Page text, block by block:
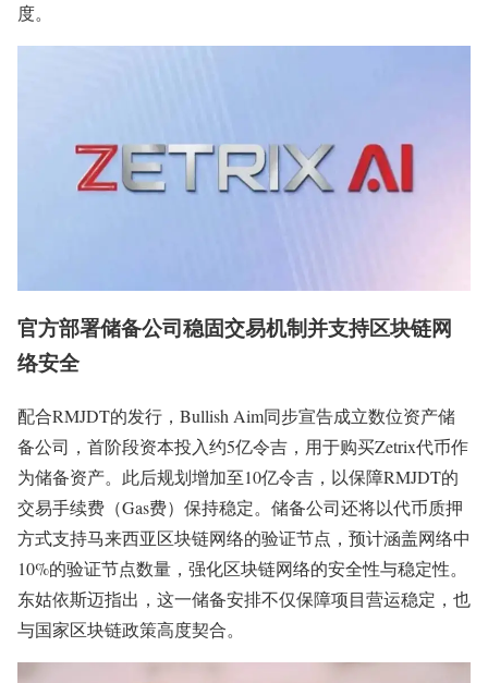
度。
官方部署储备公司稳固交易机制并支持区块链网
络安全
配合RMJDT的发行，Bullish Aim同步宣告成立数位资产储
备公司，首阶段资本投入约5亿令吉，用于购买Zetrix代币作
为储备资产。此后规划增加至10亿令吉，以保障RMJDT的
交易手续费（Gas费）保持稳定。储备公司还将以代币质押
方式支持马来西亚区块链网络的验证节点，预计涵盖网络中
10%的验证节点数量，强化区块链网络的安全性与稳定性。
东姑依斯迈指出，这一储备安排不仅保障项目营运稳定，也
与国家区块链政策高度契合。